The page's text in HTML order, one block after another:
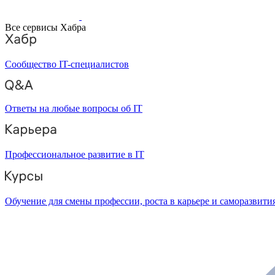
Все сервисы Хабра
Сообщество IT-специалистов
Ответы на любые вопросы об IT
Профессиональное развитие в IT
Обучение для смены профессии, роста в карьере и